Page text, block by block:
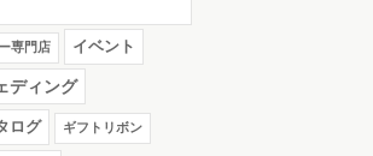
専門店 イベント
ディング
ログ ギフトリボン